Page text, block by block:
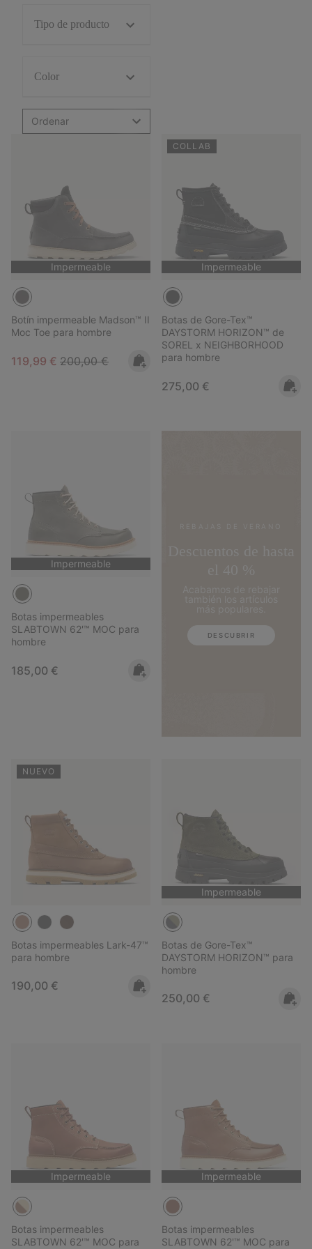
Tipo de producto
Color
Ordenar
Impermeable
Botín impermeable Madson™ II
Moc Toe para hombre
Sale price:
119,99 € Regular price:
200,00 €
COLLAB
Impermeable
Botas de Gore-Tex™
DAYSTORM HORIZON™ de
SOREL x NEIGHBORHOOD
para hombre
Regular price:
275,00 €
Impermeable
Botas impermeables
SLABTOWN 62'™ MOC para
hombre
Regular price:
185,00 €
DESCUBRIR
NUEVO
Botas impermeables Lark-47™
para hombre
Regular price:
190,00 €
Impermeable
Botas de Gore-Tex™
DAYSTORM HORIZON™ para
hombre
Regular price:
250,00 €
Impermeable
Botas impermeables
SLABTOWN 62'™ MOC para
Impermeable
Botas impermeables
SLABTOWN 62'™ MOC para